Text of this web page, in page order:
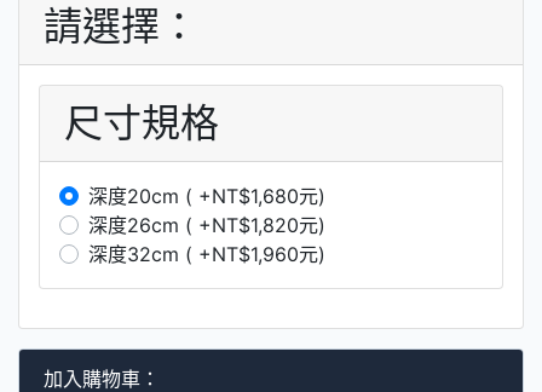
請選擇：
尺寸規格
深度20cm ( +NT$1,680元)
深度26cm ( +NT$1,820元)
深度32cm ( +NT$1,960元)
加入購物車：